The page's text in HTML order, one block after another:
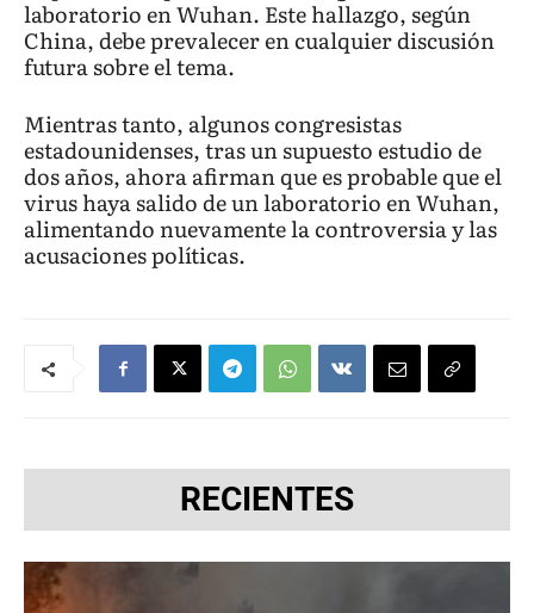
laboratorio en Wuhan. Este hallazgo, según
China, debe prevalecer en cualquier discusión
futura sobre el tema.
Mientras tanto, algunos congresistas
estadounidenses, tras un supuesto estudio de
dos años, ahora afirman que es probable que el
virus haya salido de un laboratorio en Wuhan,
alimentando nuevamente la controversia y las
acusaciones políticas.
RECIENTES